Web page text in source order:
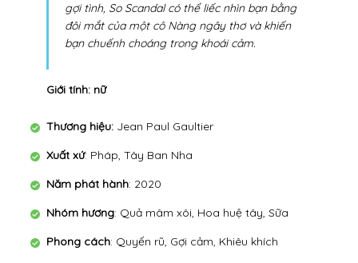
gợi tình, So Scandal có thể liếc nhìn bạn bằng
đôi mắt của một cô Nàng ngây thơ và khiến
bạn chuếnh choáng trong khoái cảm.
Giới tính: nữ
Thương hiệu: Jean Paul Gaultier
Xuất xứ: Pháp, Tây Ban Nha
Năm phát hành: 2020
Nhóm hương: Quả mâm xôi, Hoa huệ tây, Sữa
Phong cách: Quyến rũ, Gợi cảm, Khiêu khích